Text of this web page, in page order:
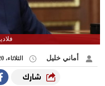
أماني خليل الثلاثاء، 20 مايو 2025 01:09 م
شارك